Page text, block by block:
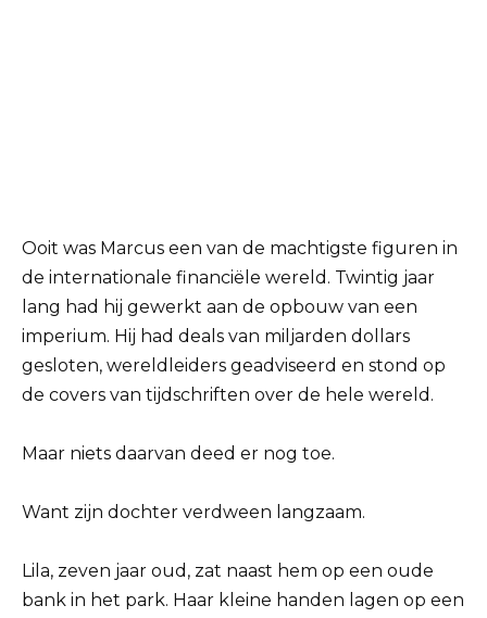
Ooit was Marcus een van de machtigste figuren in
de internationale financiële wereld. Twintig jaar
lang had hij gewerkt aan de opbouw van een
imperium. Hij had deals van miljarden dollars
gesloten, wereldleiders geadviseerd en stond op
de covers van tijdschriften over de hele wereld.
Maar niets daarvan deed er nog toe.
Want zijn dochter verdween langzaam.
Lila, zeven jaar oud, zat naast hem op een oude
bank in het park. Haar kleine handen lagen op een